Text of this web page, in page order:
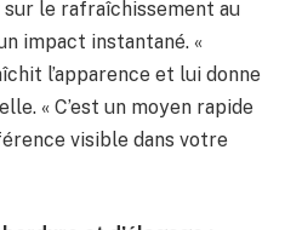
le rafraîchissement au
impact instantané. «
l’apparence et lui donne
« C’est un moyen rapide
visible dans votre